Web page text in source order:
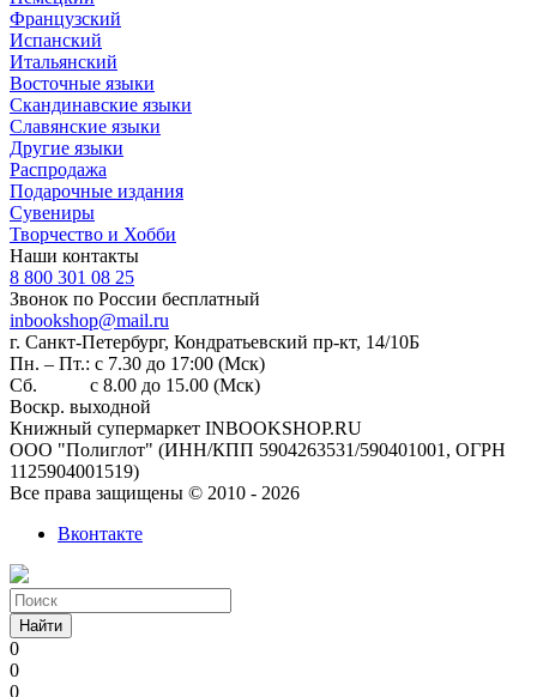
Французский
Испанский
Итальянский
Восточные языки
Скандинавские языки
Славянские языки
Другие языки
Распродажа
Подарочные издания
Сувениры
Творчество и Хобби
Наши контакты
8 800 301 08 25
Звонок по России бесплатный
inbookshop@mail.ru
г. Санкт-Петербург, Кондратьевский пр-кт, 14/10Б
Пн. – Пт.: с 7.30 до 17:00 (Мск)
Сб. с 8.00 до 15.00 (Мск)
Воскр. выходной
Книжный супермаркет INBOOKSHOP.RU
ООО "Полиглот" (ИНН/КПП 5904263531/590401001, ОГРН
1125904001519)
Все права защищены © 2010 - 2026
Вконтакте
Найти
0
0
0